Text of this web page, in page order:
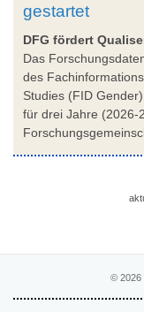
gestartet
DFG fördert
Das
des
Studies (FID
für drei Jahre (2026-
© 2026